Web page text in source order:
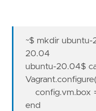
~$ mkdir
20.04
ubuntu-20.04$
config.vm.box
end